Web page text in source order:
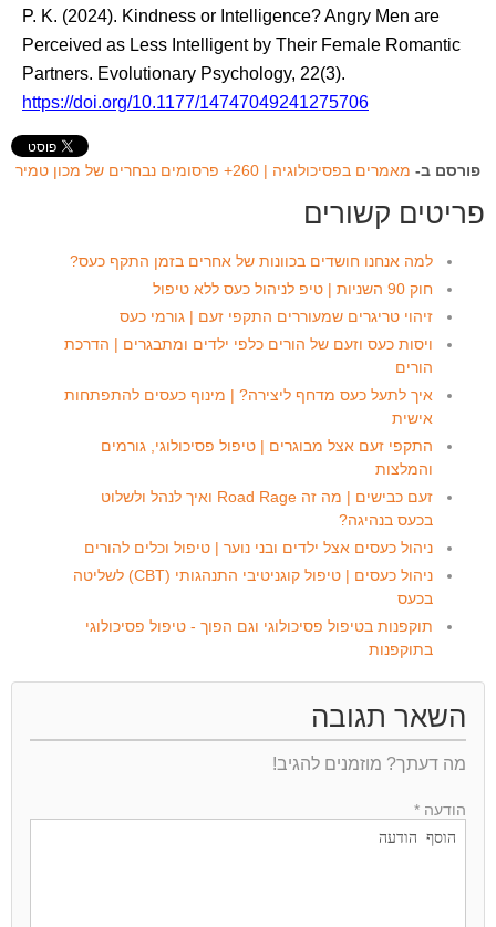
P. K. (2024). Kindness or Intelligence? Angry Men are
Perceived as Less Intelligent by Their Female Romantic
Partners. Evolutionary Psychology, 22(3).
https://doi.org/10.1177/14747049241275706
פורסם ב- מאמרים בפסיכולוגיה | 260+ פרסומים נבחרים של מכון טמיר
פריטים קשורים
למה אנחנו חושדים בכוונות של אחרים בזמן התקף כעס?
חוק 90 השניות | טיפ לניהול כעס ללא טיפול
זיהוי טריגרים שמעוררים התקפי זעם | גורמי כעס
ויסות כעס וזעם של הורים כלפי ילדים ומתבגרים | הדרכת
הורים
איך לתעל כעס מדחף ליצירה? | מינוף כעסים להתפתחות
אישית
התקפי זעם אצל מבוגרים | טיפול פסיכולוגי, גורמים
והמלצות
זעם כבישים | מה זה Road Rage ואיך לנהל ולשלוט
בכעס בנהיגה?
ניהול כעסים אצל ילדים ובני נוער | טיפול וכלים להורים
ניהול כעסים | טיפול קוגניטיבי התנהגותי (CBT) לשליטה
בכעס
תוקפנות בטיפול פסיכולוגי וגם הפוך - טיפול פסיכולוגי
בתוקפנות
השאר תגובה
מה דעתך? מוזמנים להגיב!
הודעה *